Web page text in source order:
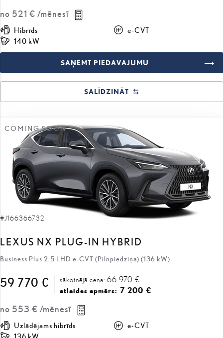
no 521 € /mēnesī
Hibrīds
e-CVT
140 kW
SAŅEMT PIEDĀVĀJUMU
SALĪDZINĀT
COMING SOON
#J166366732
LEXUS NX PLUG-IN HYBRID
Business Plus 2.5 LHD e-CVT (Pilnpiedziņa) (136 kW)
59 770 € sākotnējā cena: 66 970 €
atlaides apmērs: 7 200 €
no 553 € /mēnesī
Uzlādējams hibrīds
e-CVT
136 kW